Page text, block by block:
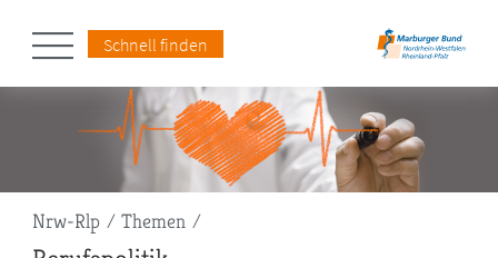
Schnell finden
Pfadnavigation
Nrw-Rlp Themen